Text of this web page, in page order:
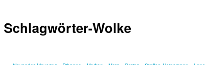
Schlagwörter-Wolke